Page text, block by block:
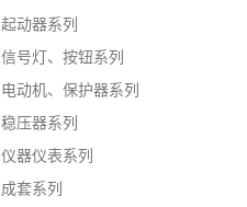
起动器系列
信号灯、按钮系列
电动机、保护器系列
稳压器系列
仪器仪表系列
成套系列